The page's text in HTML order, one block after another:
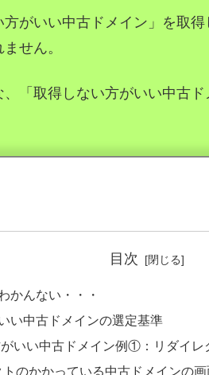
方がいい中古ドメイン」を取
せん。
「取得しない方がいい中古
目次
かんない・・・
い中古ドメインの選定基準
いい中古ドメイン例①：リダイレ
トのかかっている中古ドメインの